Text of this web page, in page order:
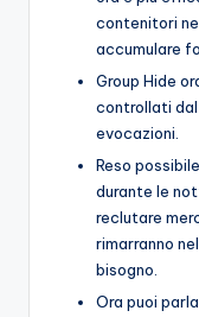
contenitori
accumulare
Group Hide
controllati
evocazioni.
Reso
durante le
reclutare
rimarranno
bisogno.
Ora puoi